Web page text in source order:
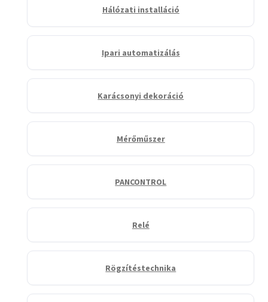
Hálózati installáció
Ipari automatizálás
Karácsonyi dekoráció
Mérőműszer
PANCONTROL
Relé
Rögzítéstechnika